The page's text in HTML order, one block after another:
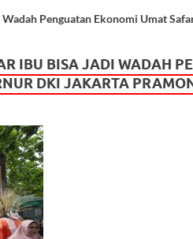
Penguatan Ekonomi Umat
IBU BISA JADI WADAH
DKI JAKARTA